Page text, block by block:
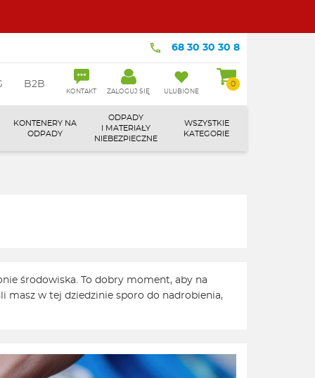
68 30 30 30 8
B2B
KONTAKT ZALOGUJ SIĘ ULUBIONE
0
KONTENERY NA
ODPADY
ODPADY
I MATERIAŁY
NIEBEZPIECZNE
WSZYSTKIE
KATEGORIE
środowiska. To dobry moment, aby na
masz w tej dziedzinie sporo do nadrobienia,